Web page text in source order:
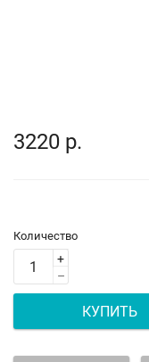
3220 р.
Количество
+
–
КУПИТЬ